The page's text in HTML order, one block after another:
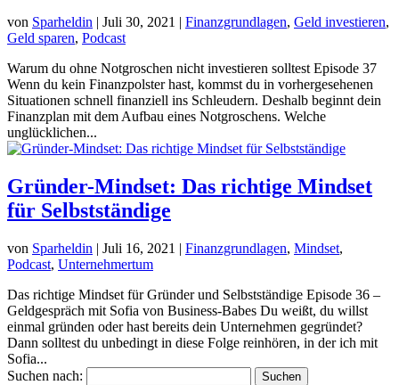
von Sparheldin | Juli 30, 2021 | Finanzgrundlagen, Geld investieren,
Geld sparen, Podcast
Warum du ohne Notgroschen nicht investieren solltest Episode 37
Wenn du kein Finanzpolster hast, kommst du in vorhergesehenen
Situationen schnell finanziell ins Schleudern. Deshalb beginnt dein
Finanzplan mit dem Aufbau eines Notgroschens. Welche
unglücklichen...
Gründer-Mindset: Das richtige Mindset
für Selbstständige
von Sparheldin | Juli 16, 2021 | Finanzgrundlagen, Mindset,
Podcast, Unternehmertum
Das richtige Mindset für Gründer und Selbstständige Episode 36 –
Geldgespräch mit Sofia von Business-Babes Du weißt, du willst
einmal gründen oder hast bereits dein Unternehmen gegründet?
Dann solltest du unbedingt in diese Folge reinhören, in der ich mit
Sofia...
Suchen nach: